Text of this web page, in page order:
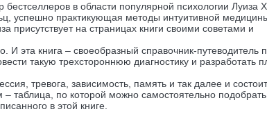
в области популярной психологии Луиза
успешно практикующая методы интуитивной
присутствует на страницах книги своими советами и
И эта книга – своеобразный справочник-путеводитель
такую трехстороннюю диагностику и разработать
тревога, зависимость, память и так далее и
таблица, по которой можно самостоятельно подобрать
в этой книге.